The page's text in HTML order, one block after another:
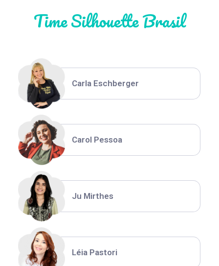
Time Silhouette Brasil
Thiara Ney
Carla Eschberger
Carol Pessoa
Ju Mirthes
Léia Pastori